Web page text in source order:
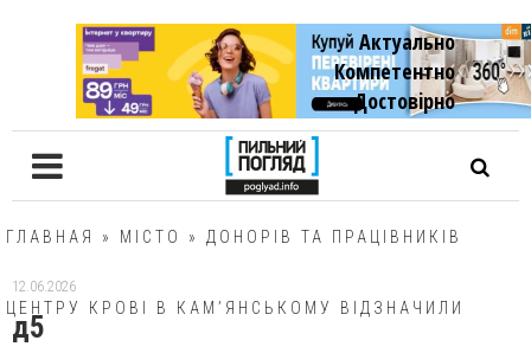
Актуально
Компетентно
Достовiрно
ГЛАВНАЯ » МІСТО » ДОНОРІВ ТА ПРАЦІВНИКІВ
ЦЕНТРУ КРОВІ В КАМ’ЯНСЬКОМУ ВІДЗНАЧИЛИ
12.06.2026
д5